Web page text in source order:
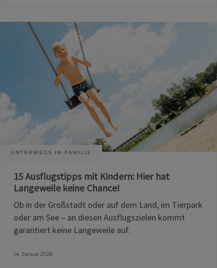
UNTERWEGS IN FAMILIE
15 Ausflugstipps mit Kindern: Hier hat
Langeweile keine Chance!
Ob in der Großstadt oder auf dem Land, im Tierpark
oder am See – an diesen Ausflugszielen kommt
garantiert keine Langeweile auf.
14. Januar 2026